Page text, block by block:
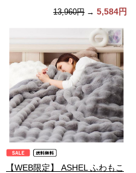
13,960円 → 5,584円
【WEB限定】 ASHEL ふわもこ